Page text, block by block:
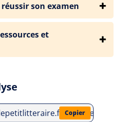
son examen
et
analyses-
Copier